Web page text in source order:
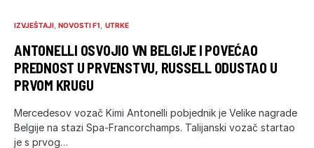
IZVJEŠTAJI NOVOSTI F1 UTRKE
ANTONELLI OSVOJIO VN BELGIJE I POVEĆAO
PREDNOST U PRVENSTVU, RUSSELL ODUSTAO U
PRVOM KRUGU
Mercedesov vozač Kimi Antonelli pobjednik je Velike nagrade
Belgije na stazi Spa-Francorchamps. Talijanski vozač startao
je s prvog…